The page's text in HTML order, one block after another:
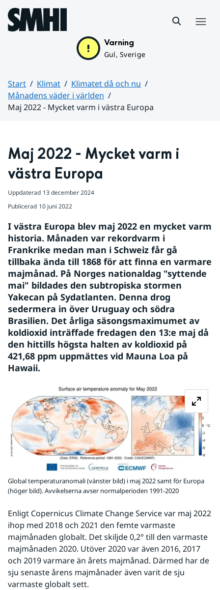
Hoppa till sidans innehåll
Varning
Gul, Sverige
Start Klimat
Klimatet då och nu
Månadens väder i världen
Maj 2022 - Mycket varm i västra Europa
Maj 2022 - Mycket varm i
västra Europa
Uppdaterad 13 december 2024
Publicerad 10 juni 2022
I västra Europa blev maj 2022 en mycket varm
historia. Månaden var rekordvarm i
Frankrike medan man i Schweiz får gå
tillbaka ända till 1868 för att finna en varmare
majmånad. På Norges nationaldag "syttende
mai" bildades den subtropiska stormen
Yakecan på Sydatlanten. Denna drog
sedermera in över Uruguay och södra
Brasilien. Det årliga säsongsmaximumet av
koldioxid inträffade fredagen den 13:e maj då
den hittills högsta halten av koldioxid på
421,68 ppm uppmättes vid Mauna Loa på
Hawaii.
Global temperaturanomali (vänster bild) i maj 2022 samt för Europa
(höger bild). Avvikelserna avser normalperioden 1991-2020
Enligt Copernicus Climate Change Service var maj 2022
ihop med 2018 och 2021 den femte varmaste
majmånaden globalt. Det skiljde 0,2° till den varmaste
majmånaden 2020. Utöver 2020 var även 2016, 2017
och 2019 varmare än årets majmånad. Därmed har de
sju senaste årens majmånader även varit de sju
varmaste globalt sett.